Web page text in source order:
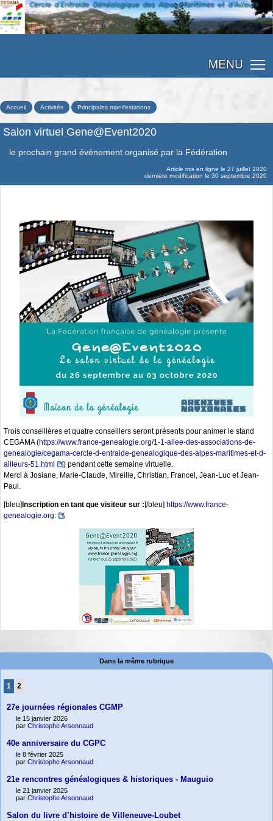
MENU
Accueil Activités Principales manifestations
Salon virtuel Gene@Event2020
le prochain grand événement organisé par la Fédération
Article mis en ligne le 27 juillet 2020
dernière modification le 30 septembre 2020
Trois conseillères et quatre conseillers seront présents pour animer le stand
CEGAMA (https://www.france-genealogie.org/1-1-allee-des-associations-de-
genealogie/cegama-cercle-d-entraide-genealogique-des-alpes-maritimes-et-d-
ailleurs-51.html
) pendant cette semaine virtuelle.
Merci à Josiane, Marie-Claude, Mireille, Christian, Francel, Jean-Luc et Jean-
Paul.
[bleu]Inscription en tant que visiteur sur :[/bleu] https://www.france-
genealogie.org:
Dans la même rubrique
1 2
27e journées régionales CGMP
le 15 janvier 2026
par Christophe Arsonnaud
40e anniversaire du CGPC
le 8 février 2025
par Christophe Arsonnaud
21e rencontres généalogiques & historiques - Mauguio
le 21 janvier 2025
par Christophe Arsonnaud
Salon du livre d’histoire de Villeneuve-Loubet